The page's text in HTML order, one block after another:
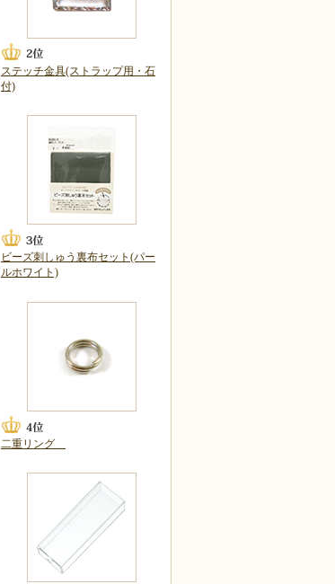
ステッチ金具(ストラップ用・石
付)
ビーズ刺しゅう裏布セット(パー
ルホワイト)
二重リング